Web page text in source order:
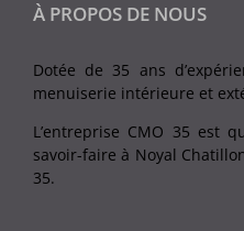
À PROPOS DE NOUS
Dotée de 35 ans
menuiserie intérieure et
L’entreprise CMO 35 est
savoir-faire à Noyal
35.